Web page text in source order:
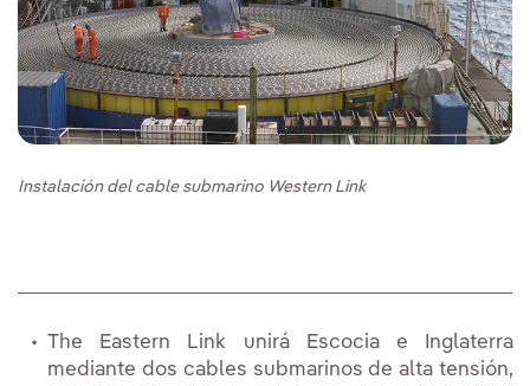
Instalación del cable submarino Western Link
The Eastern Link unirá Escocia e Inglaterra
mediante dos cables submarinos de alta tensión,